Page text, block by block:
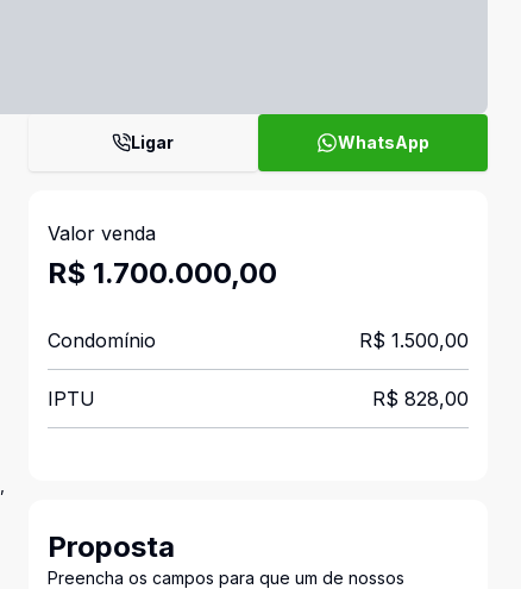
Ligar WhatsApp
Valor venda
R$ 1.700.000,00
Condomínio R$ 1.500,00
IPTU R$ 828,00
Proposta
Preencha os campos para que um de nossos